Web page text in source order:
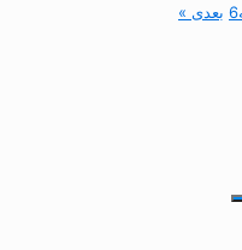
6 بعدی »